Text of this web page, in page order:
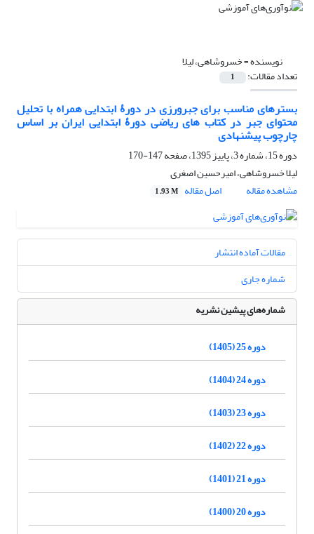
نویسنده =خسروشاهی، لیلا
تعداد مقالات: 1
بسترهای مناسب برای جبرورزی در دورۀ ابتدایی همراه با تحلیل
محتوای جبر در کتاب های ریاضی دورۀ ابتدایی ایران بر اساس
چارچوب پیشنهادی
دوره 15، شماره 3، پاییز 1395، صفحه
147-170
لیلا خسروشاهی، امیرحسین اصغری
مشاهده مقاله
اصل مقاله 1.93 M
مقالات آماده انتشار
شماره جاری
شماره‌های پیشین نشریه
دوره 25 (1405)
دوره 24 (1404)
دوره 23 (1403)
دوره 22 (1402)
دوره 21 (1401)
دوره 20 (1400)